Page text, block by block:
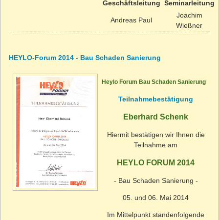
Geschäftsleitung Seminarleitung
Andreas Paul
Joachim
Wießner
HEYLO-Forum 2014 - Bau Schaden Sanierung
Heylo Forum Bau Schaden Sanierung
Teilnahmebestätigung
Eberhard Schenk
Hiermit bestätigen wir Ihnen die
Teilnahme am
HEYLO FORUM 2014
- Bau Schaden Sanierung -
05. und 06. Mai 2014
Im Mittelpunkt standenfolgende